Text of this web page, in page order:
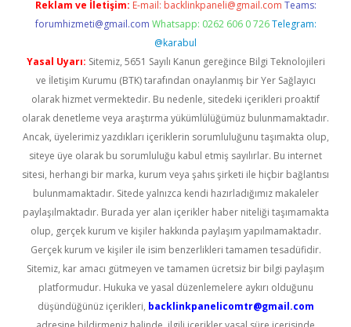
Reklam ve İletişim: E-mail: backlinkpaneli@gmail.com Teams:
forumhizmeti@gmail.com Whatsapp: 0262 606 0 726 Telegram:
@karabul
Yasal Uyarı: Sitemiz, 5651 Sayılı Kanun gereğince Bilgi Teknolojileri
ve İletişim Kurumu (BTK) tarafından onaylanmış bir Yer Sağlayıcı
olarak hizmet vermektedir. Bu nedenle, sitedeki içerikleri proaktif
olarak denetleme veya araştırma yükümlülüğümüz bulunmamaktadır.
Ancak, üyelerimiz yazdıkları içeriklerin sorumluluğunu taşımakta olup,
siteye üye olarak bu sorumluluğu kabul etmiş sayılırlar. Bu internet
sitesi, herhangi bir marka, kurum veya şahıs şirketi ile hiçbir bağlantısı
bulunmamaktadır. Sitede yalnızca kendi hazırladığımız makaleler
paylaşılmaktadır. Burada yer alan içerikler haber niteliği taşımamakta
olup, gerçek kurum ve kişiler hakkında paylaşım yapılmamaktadır.
Gerçek kurum ve kişiler ile isim benzerlikleri tamamen tesadüfidir.
Sitemiz, kar amacı gütmeyen ve tamamen ücretsiz bir bilgi paylaşım
platformudur. Hukuka ve yasal düzenlemelere aykırı olduğunu
düşündüğünüz içerikleri, backlinkpanelicomtr@gmail.com